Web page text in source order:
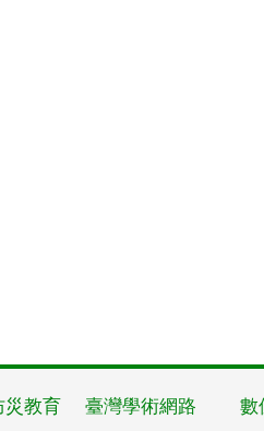
災教育 臺灣學術網路 數